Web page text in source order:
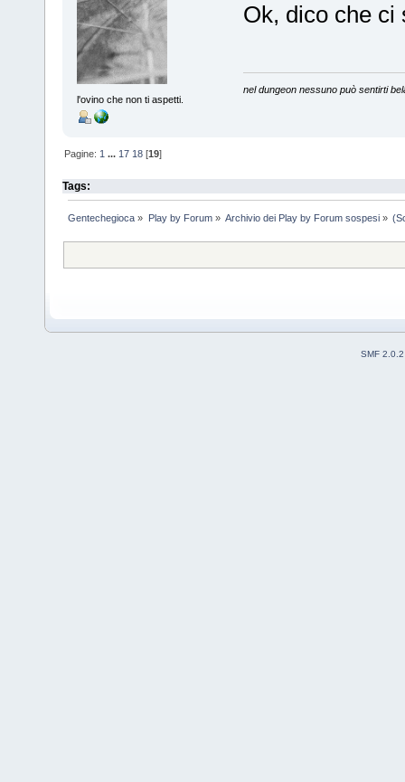
l'ovino che non ti aspetti.
Ok, dico che ci
nel dungeon nessuno può sentirti
Pagine: 1 ... 17 18 [19]
Tags:
Gentechegioca » Play by Forum» Archivio dei Play by Forum sospesi»
SMF 2.0.2